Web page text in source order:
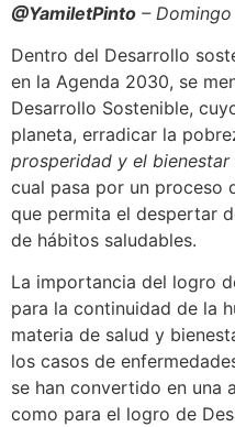
@YamiletPinto –
Dentro del Desarrollo
en la Agenda 2030, se
Desarrollo Sostenible,
planeta, erradicar la
prosperidad y el bienestar
cual pasa por un proceso
que permita el despertar
de hábitos saludables.
La importancia del logro
para la continuidad de la
materia de salud y
los casos de
se han convertido en una
como para el logro de